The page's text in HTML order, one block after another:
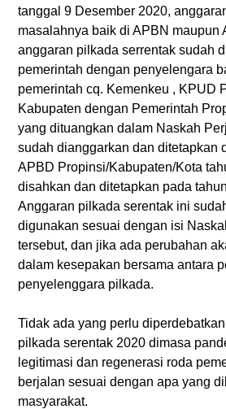
tanggal 9 Desember 2020,
masalahnya baik di APBN maupun
anggaran pilkada serrentak sudah
pemerintah dengan penyelengara
pemerintah cq. Kemenkeu , KPUD
Kabupaten dengan Pemerintah
yang dituangkan dalam Naskah
sudah dianggarkan dan ditetapkan
APBD Propinsi/Kabupaten/Kota
disahkan dan ditetapkan pada
Anggaran pilkada serentak ini
digunakan sesuai dengan isi
tersebut, dan jika ada perubahan
dalam kesepakan bersama antara
penyelenggara pilkada.
Tidak ada yang perlu
pilkada serentak 2020 dimasa
legitimasi dan regenerasi roda
berjalan sesuai dengan apa yang
masyarakat.